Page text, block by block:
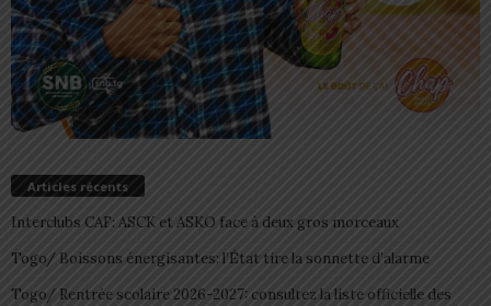
Articles récents
Interclubs CAF: ASCK et ASKO face à deux gros morceaux
Togo/ Boissons énergisantes: l’État tire la sonnette d’alarme
Togo/ Rentrée scolaire 2026-2027: consultez la liste officielle des